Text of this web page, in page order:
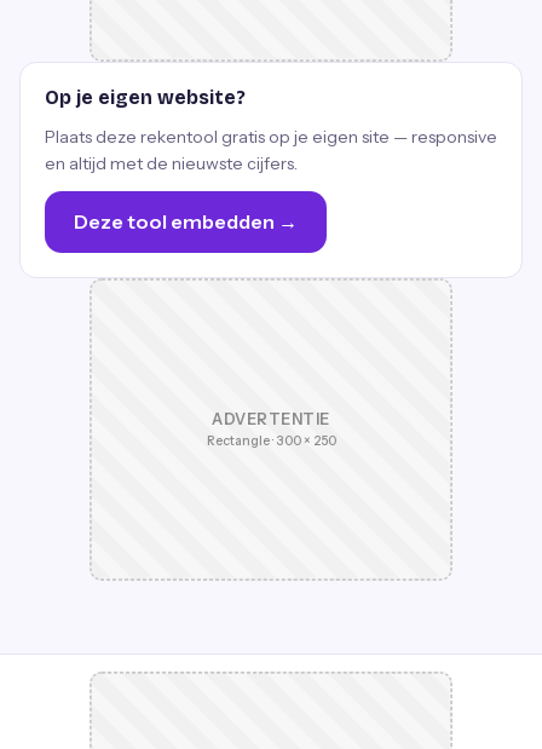
Op je eigen website?
Plaats deze rekentool gratis op je eigen site — responsive
en altijd met de nieuwste cijfers.
Deze tool embedden →
ADVERTENTIE
Rectangle · 300 × 250